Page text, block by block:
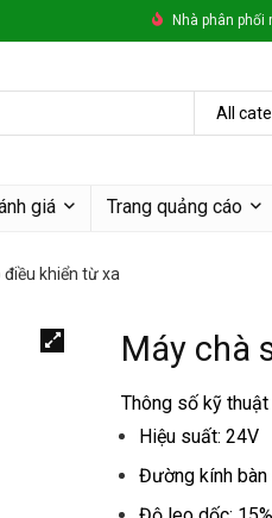
Nhà phân
All
giá Trang quảng cáo
khiển từ xa
Máy chà
Thông số kỹ thuật
Hiệu suất: 24V
Đường kính bàn